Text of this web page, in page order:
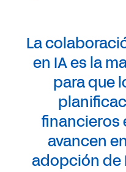
La
en IA es la
para que
financieros
avancen
adopción de